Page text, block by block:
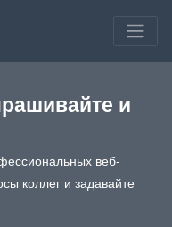
и
веб-
коллег и задавайте